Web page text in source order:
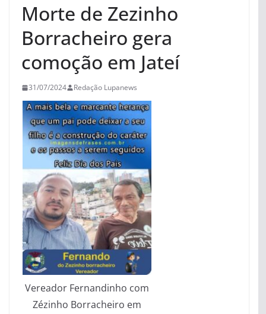
Morte de Zezinho
Borracheiro gera
comoção em Jateí
31/07/2024 Redação Lupanews
Vereador Fernandinho com
Zézinho Borracheiro em